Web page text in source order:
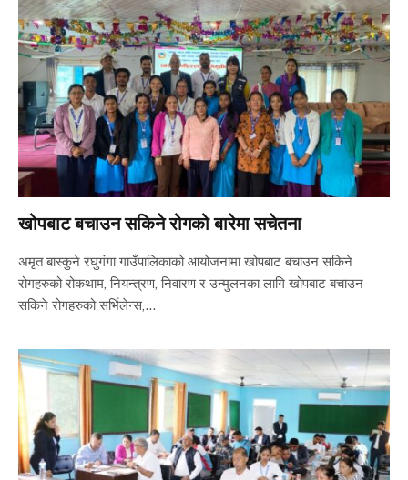
खोपबाट बचाउन सकिने रोगको बारेमा सचेतना
अमृत बास्कुने रघुगंगा गाउँपालिकाको आयोजनामा खोपबाट बचाउन सकिने
रोगहरुको रोकथाम, नियन्त्रण, निवारण र उन्मुलनका लागि खोपबाट बचाउन
सकिने रोगहरुको सर्भिलेन्स,…